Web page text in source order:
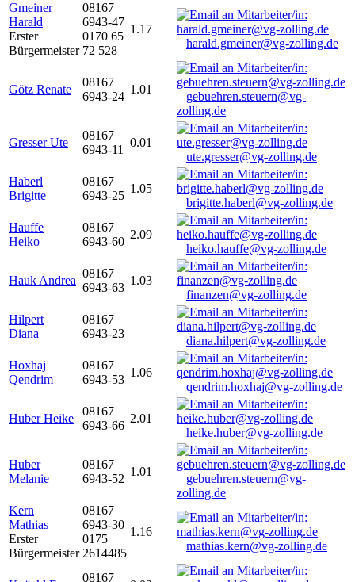
Gmeiner
Harald
Erster
Bürgermeister
08167
6943-47
0170 65
72 528
1.17
harald.gmeiner@vg-zolling.de
Götz Renate
08167
6943-24
1.01
gebuehren.steuern@vg-
zolling.de
Gresser Ute
08167
6943-11
0.01
ute.gresser@vg-zolling.de
Haberl
Brigitte
08167
6943-25
1.05
brigitte.haberl@vg-zolling.de
Hauffe
Heiko
08167
6943-60
2.09
heiko.hauffe@vg-zolling.de
Hauk Andrea
08167
6943-63
1.03
finanzen@vg-zolling.de
Hilpert
Diana
08167
6943-23
diana.hilpert@vg-zolling.de
Hoxhaj
Qendrim
08167
6943-53
1.06
qendrim.hoxhaj@vg-zolling.de
Huber Heike
08167
6943-66
2.01
heike.huber@vg-zolling.de
Huber
Melanie
08167
6943-52
1.01
gebuehren.steuern@vg-
zolling.de
Kern
Mathias
Erster
Bürgermeister
08167
6943-30
0175
2614485
1.16
mathias.kern@vg-zolling.de
08167